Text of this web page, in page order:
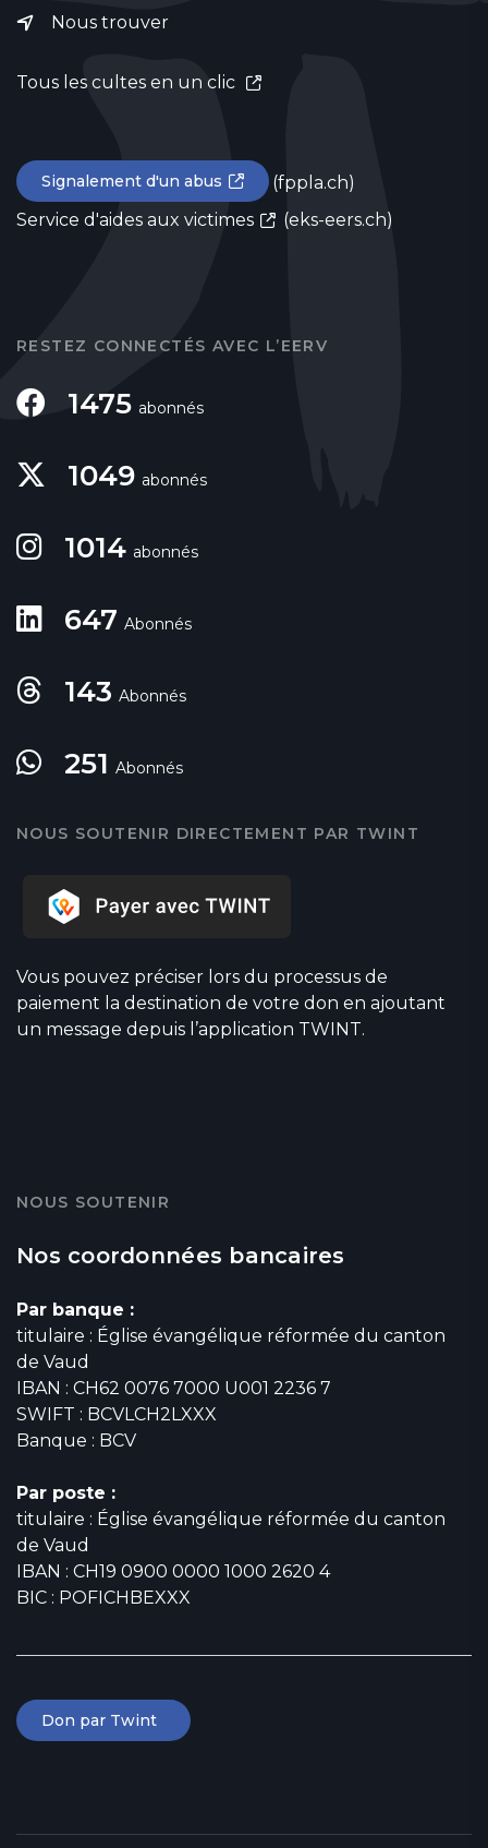
Nous trouver
Tous les cultes en un clic
Signalement d'un abus
(fppla.ch)
Service d'aides aux victimes
(eks-eers.ch)
RESTEZ CONNECTÉS AVEC L’EERV
1475 abonnés
1049 abonnés
1014 abonnés
647 Abonnés
143 Abonnés
251 Abonnés
NOUS SOUTENIR DIRECTEMENT PAR TWINT
Vous pouvez préciser lors du processus de
paiement la destination de votre don en ajoutant
un message depuis l’application TWINT.
NOUS SOUTENIR
Nos coordonnées bancaires
Par banque :
titulaire : Église évangélique réformée du canton
de Vaud
IBAN : CH62 0076 7000 U001 2236 7
SWIFT : BCVLCH2LXXX
Banque : BCV
Par poste :
titulaire : Église évangélique réformée du canton
de Vaud
IBAN : CH19 0900 0000 1000 2620 4
BIC : POFICHBEXXX
Don par Twint